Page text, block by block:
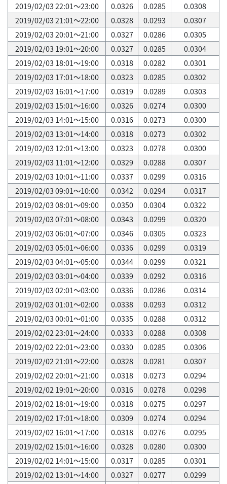
2019/02/03 22:01～23:00
0.0326 0.0285
0.0308
2019/02/03 21:01～22:00
0.0328 0.0293
0.0307
2019/02/03 20:01～21:00
0.0327 0.0286
0.0305
2019/02/03 19:01～20:00
0.0327 0.0285
0.0304
2019/02/03 18:01～19:00
0.0318 0.0282
0.0301
2019/02/03 17:01～18:00
0.0323 0.0285
0.0302
2019/02/03 16:01～17:00
0.0319 0.0289
0.0303
2019/02/03 15:01～16:00
0.0326 0.0274
0.0300
2019/02/03 14:01～15:00
0.0316 0.0273
0.0300
2019/02/03 13:01～14:00
0.0318 0.0273
0.0302
2019/02/03 12:01～13:00
0.0323 0.0278
0.0300
2019/02/03 11:01～12:00
0.0329 0.0288
0.0307
2019/02/03 10:01～11:00
0.0337 0.0299
0.0316
2019/02/03 09:01～10:00
0.0342 0.0294
0.0317
2019/02/03 08:01～09:00
0.0350 0.0304
0.0322
2019/02/03 07:01～08:00
0.0343 0.0299
0.0320
2019/02/03 06:01～07:00
0.0346 0.0305
0.0323
2019/02/03 05:01～06:00
0.0336 0.0299
0.0319
2019/02/03 04:01～05:00
0.0344 0.0299
0.0321
2019/02/03 03:01～04:00
0.0339 0.0292
0.0316
2019/02/03 02:01～03:00
0.0336 0.0286
0.0314
2019/02/03 01:01～02:00
0.0338 0.0293
0.0312
2019/02/03 00:01～01:00
0.0335 0.0288
0.0312
2019/02/02 23:01～24:00
0.0333 0.0288
0.0308
2019/02/02 22:01～23:00
0.0330 0.0285
0.0306
2019/02/02 21:01～22:00
0.0328 0.0281
0.0307
2019/02/02 20:01～21:00
0.0318 0.0273
0.0294
2019/02/02 19:01～20:00
0.0316 0.0278
0.0298
2019/02/02 18:01～19:00
0.0318 0.0275
0.0297
2019/02/02 17:01～18:00
0.0309 0.0274
0.0294
2019/02/02 16:01～17:00
0.0318 0.0276
0.0295
2019/02/02 15:01～16:00
0.0328 0.0280
0.0300
2019/02/02 14:01～15:00
0.0317 0.0285
0.0301
2019/02/02 13:01～14:00
0.0327 0.0277
0.0299